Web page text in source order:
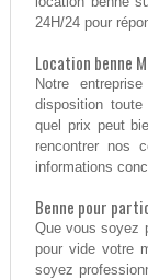
24H/24 pour
Location benne
Notre
disposition
quel prix peut
rencontrer nos
informations
Benne pour
Que vous soyez
pour vide votre
soyez